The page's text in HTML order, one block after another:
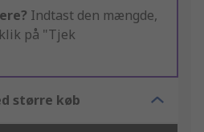
Indtast den mængde,
på "Tjek
større køb